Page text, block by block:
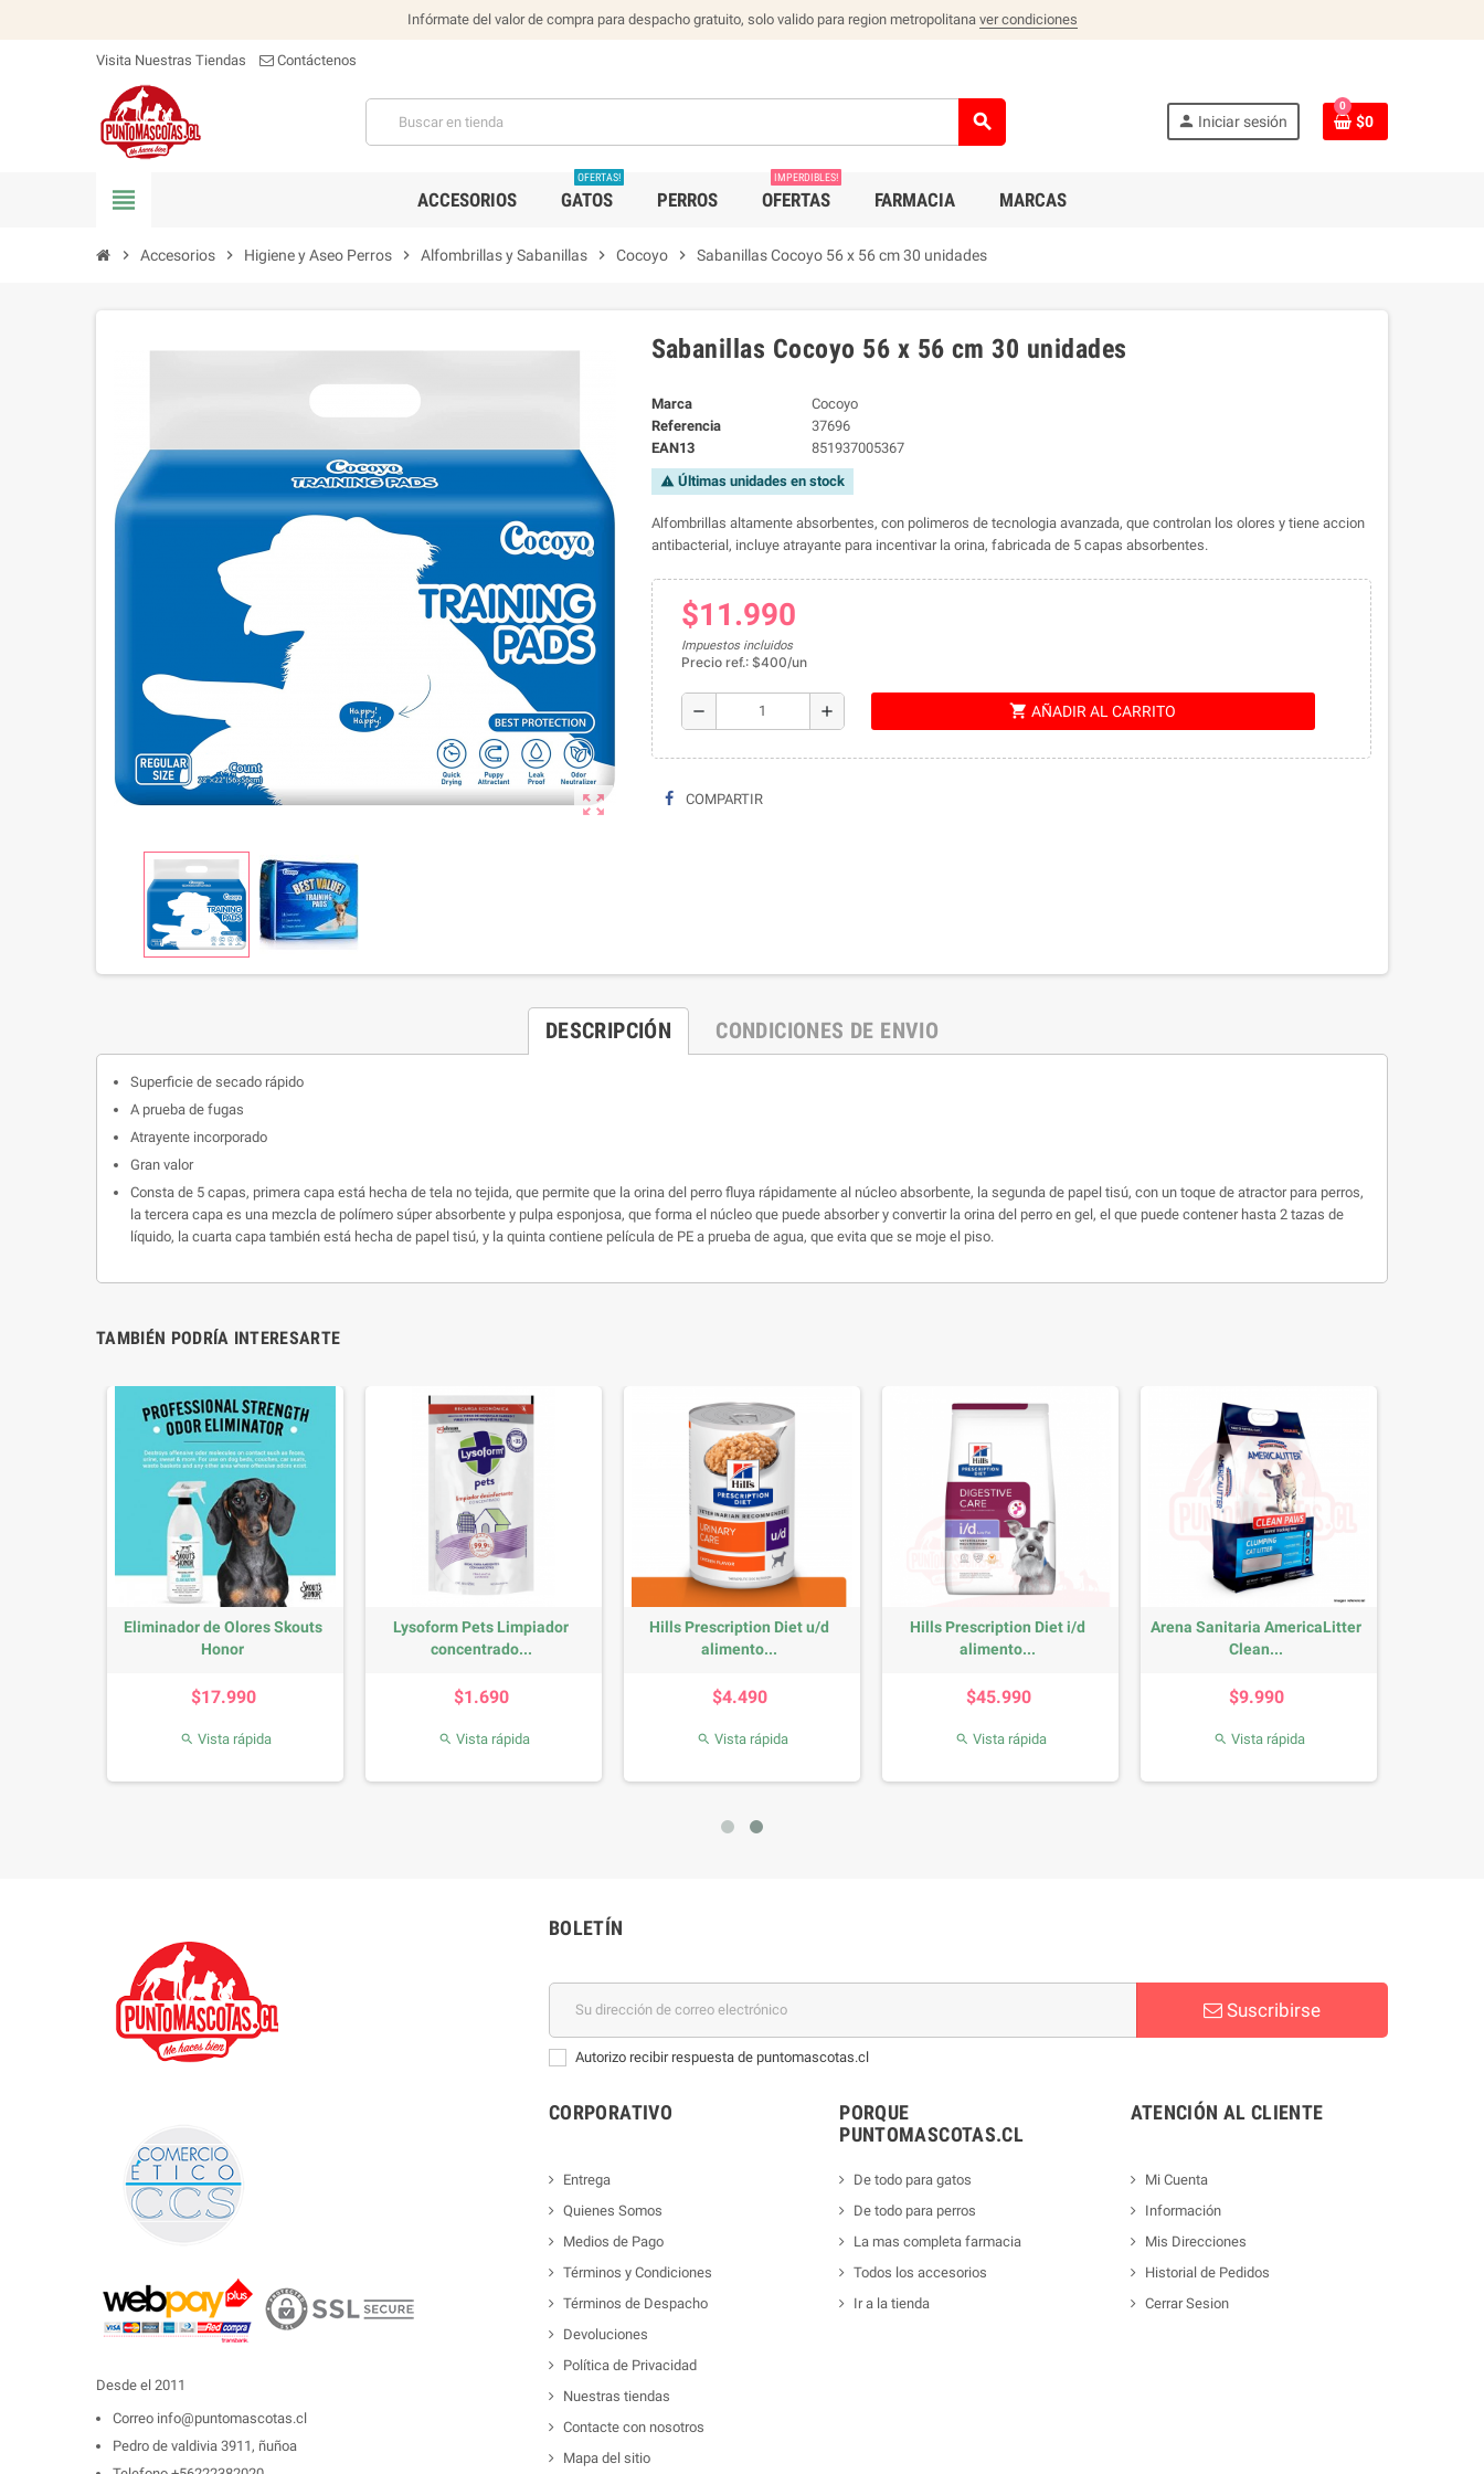
Infórmate del valor de compra para despacho gratuito, solo valido para region metropolitana ver condiciones
Visita Nuestras Tiendas Contáctenos
search person Iniciar sesión
0
$0
view_headline ACCESORIOS GATOS
OFERTAS!
PERROS OFERTAS
IMPERDIBLES!
FARMACIA MARCAS
chevron_right Accesorios chevron_right Higiene y Aseo Perros chevron_right Alfombrillas y Sabanillas chevron_right Cocoyo chevron_right Sabanillas Cocoyo 56 x 56 cm 30 unidades
zoom_out_map
Sabanillas Cocoyo 56 x 56 cm 30 unidades
Marca
Cocoyo
Referencia
37696
EAN13
851937005367
warning Últimas unidades en stock
Alfombrillas altamente absorbentes, con polimeros de tecnologia avanzada, que controlan los olores y tiene accion
antibacterial, incluye atrayante para incentivar la orina, fabricada de 5 capas absorbentes.
$11.990
Impuestos incluidos
Precio ref.: $400/un
remove add shopping_cart AÑADIR AL CARRITO
COMPARTIR
DESCRIPCIÓN CONDICIONES DE ENVIO
Superficie de secado rápido
A prueba de fugas
Atrayente incorporado
Gran valor
Consta de 5 capas, primera capa está hecha de tela no tejida, que permite que la orina del perro fluya rápidamente al núcleo absorbente, la segunda de papel tisú, con un toque de atractor para perros,
la tercera capa es una mezcla de polímero súper absorbente y pulpa esponjosa, que forma el núcleo que puede absorber y convertir la orina del perro en gel, el que puede contener hasta 2 tazas de
líquido, la cuarta capa también está hecha de papel tisú, y la quinta contiene película de PE a prueba de agua, que evita que se moje el piso.
TAMBIÉN PODRÍA INTERESARTE
Eliminador de Olores Skouts
Honor
$17.990
 Vista rápida
Lysoform Pets Limpiador
concentrado...
$1.690
 Vista rápida
Hills Prescription Diet u/d
alimento...
$4.490
 Vista rápida
Hills Prescription Diet i/d
alimento...
$45.990
 Vista rápida
Arena Sanitaria AmericaLitter
Clean...
$9.990
 Vista rápida
Desde el 2011
Correo info@puntomascotas.cl
Pedro de valdivia 3911, ñuñoa
BOLETÍN
Suscribirse
Autorizo recibir respuesta de puntomascotas.cl
CORPORATIVO
Entrega
Quienes Somos
Medios de Pago
Términos y Condiciones
Términos de Despacho
Devoluciones
Política de Privacidad
Nuestras tiendas
Contacte con nosotros
Mapa del sitio
PORQUE
PUNTOMASCOTAS.CL
De todo para gatos
De todo para perros
La mas completa farmacia
Todos los accesorios
Ir a la tienda
ATENCIÓN AL CLIENTE
Mi Cuenta
Información
Mis Direcciones
Historial de Pedidos
Cerrar Sesion